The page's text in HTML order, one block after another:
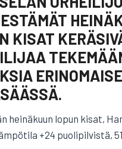
KISAT
heinäkuun lopun kisat,
+24 puolipilvistä,